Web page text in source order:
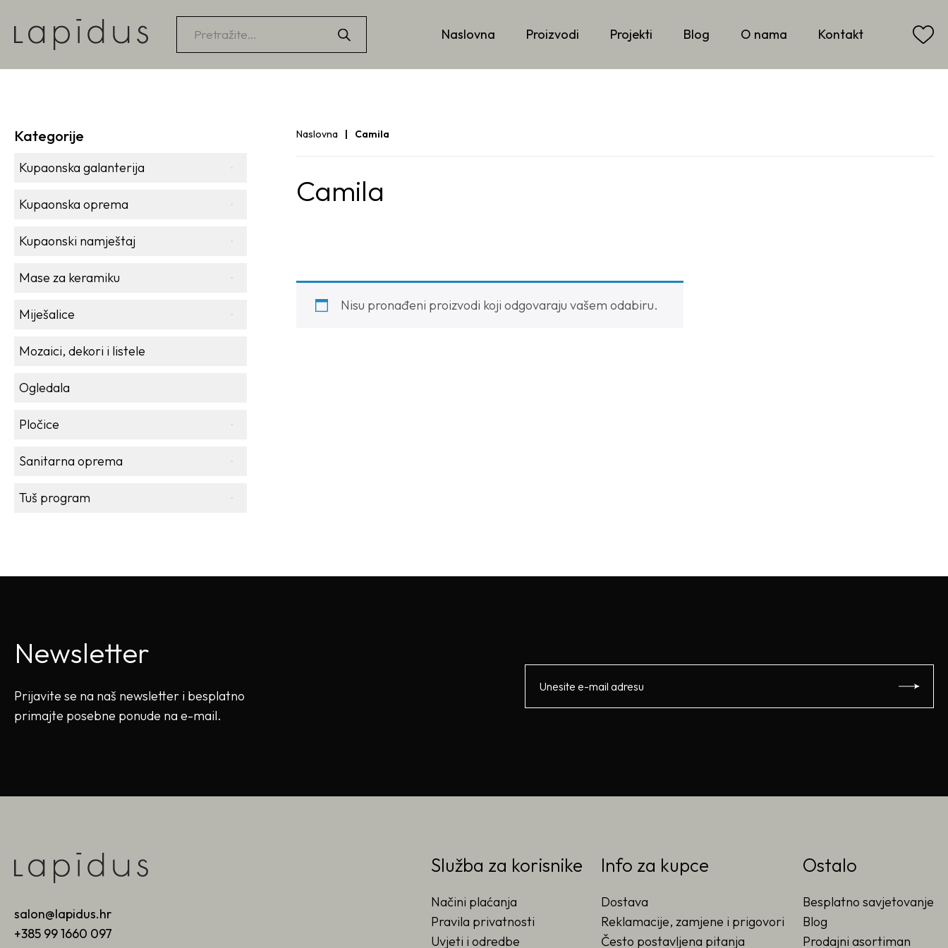
Products
search
Naslovna Proizvodi Projekti Blog O nama Kontakt
Kategorije
Kupaonska galanterija
Kupaonska oprema
Kupaonski namještaj
Mase za keramiku
Miješalice
Mozaici, dekori i listele
Ogledala
Pločice
Sanitarna oprema
Tuš program
Naslovna Camila
Camila
Nisu pronađeni proizvodi koji odgovaraju vašem odabiru.
Newsletter
Prijavite se na naš newsletter i besplatno
primajte posebne ponude na e-mail.
salon@lapidus.hr
+385 99 1660 097
Služba za korisnike
Načini plaćanja
Pravila privatnosti
Uvjeti i odredbe
Info za kupce
Dostava
Reklamacije, zamjene i prigovori
Često postavljena pitanja
Ostalo
Besplatno savjetovanje
Blog
Prodajni asortiman